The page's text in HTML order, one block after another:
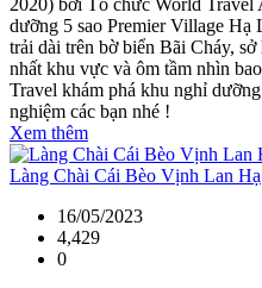
2020) bởi Tổ chức World Travel
dưỡng 5 sao Premier Village Hạ
trải dài trên bờ biển Bãi Cháy,
nhất khu vực và ôm tầm nhìn
Travel khám phá khu nghỉ
nghiệm các bạn nhé !
Xem thêm
Làng Chài Cái Bèo Vịnh Lan Hạ
16/05/2023
4,429
0